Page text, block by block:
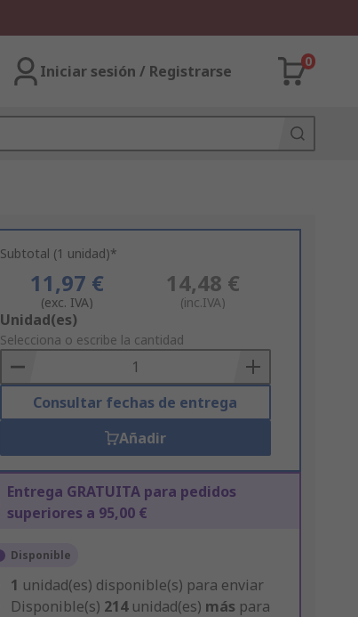
Iniciar sesión / Registrarse
0
Subtotal (1 unidad)*
11,97 €
(exc. IVA)
14,48 €
(inc.IVA)
Add
to
Basket
Unidad(es)
Selecciona o escribe la cantidad
Consultar fechas de entrega
Añadir
Entrega GRATUITA para pedidos
superiores a 95,00 €
Disponible
1 unidad(es) disponible(s) para enviar
Disponible(s) 214 unidad(es) más para